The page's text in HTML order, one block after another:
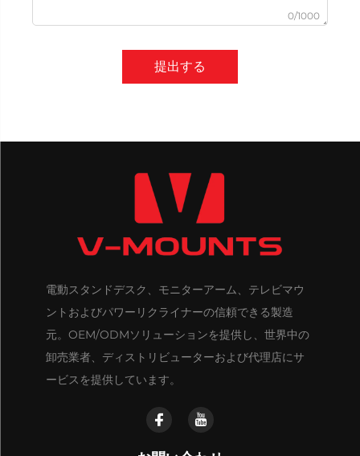
0/1000
提出する
電動スタンドデスク、モニターアーム、テレビマウ
ントおよびパワーリクライナーの信頼できる製造
元。OEM/ODMソリューションを提供し、世界中の
卸売業者、ディストリビューターおよび代理店にサ
ービスを提供しています。